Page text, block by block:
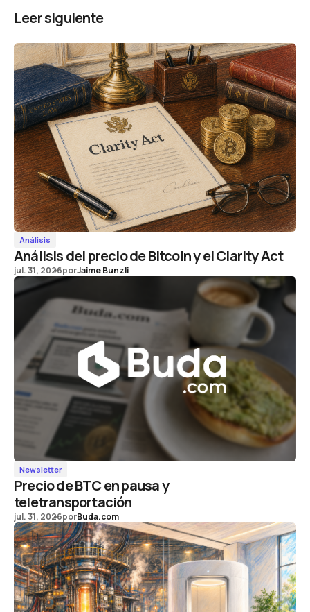
Leer siguiente
Análisis
Análisis del precio de Bitcoin y el Clarity Act
jul. 31, 2026porJaime Bunzli
Newsletter
Precio de BTC en pausa y
teletransportación
jul. 31, 2026porBuda.com